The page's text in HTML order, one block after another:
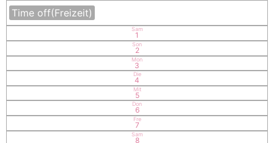
Time off(Freizeit)
Sam
1
Son
2
Mon
3
Die
4
Mit
5
Don
6
Fre
7
Sam
8